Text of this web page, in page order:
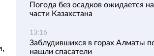
Погода без осадков ожидается
части Казахстана
13:16
Заблудившихся в горах Алматы
нашли спасатели